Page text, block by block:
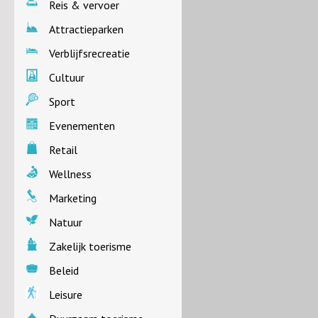
Reis & vervoer
Attractieparken
Verblijfsrecreatie
Cultuur
Sport
Evenementen
Retail
Wellness
Marketing
Natuur
Zakelijk toerisme
Beleid
Leisure